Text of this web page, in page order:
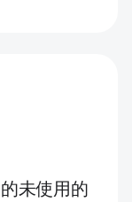
未使用的